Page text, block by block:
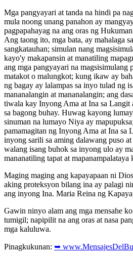
Mga pangyayari at tanda na hindi pa
mula noong unang panahon ay
pagpapahayag na ang oras ng
Ang taong ito, mga bata, ay mahalaga
sangkatauhan; simulan nang
kayo'y makapansin at manatiling
ang mga pangyayari na
matakot o malungkot; kung ikaw ay
ng bagay ay lalampas sa inyo tulad ng
mananalangin at mananalangin; ang
tiwala kay Inyong Ama at Ina sa Langit
sa bagong buhay. Huwag kayong
sinuman na lumayo Niya ay
pamamagitan ng Inyong Ama at Ina sa
inyong sarili sa aming dalawang puso
walang isang buhok sa inyong ulo ay
mananatiling tapat at
Maging maging ang kapayapaan ni
aking proteksyon bilang ina ay palagi
ang inyong Ina. Maria Reina ng
Gawin ninyo alam ang mga mensahe
tumigil; napipilit na ang oras at nasa
mga kaluluwa.
Pinagkukunan: ➥